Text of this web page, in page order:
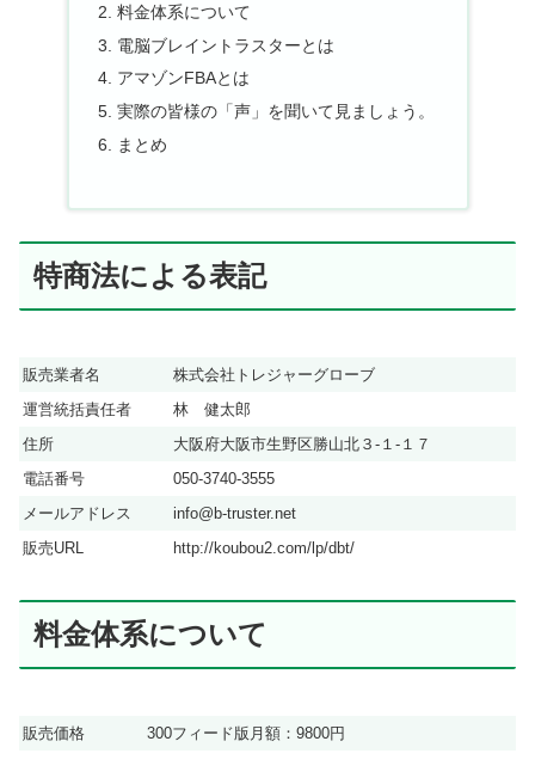
料金体系について
電脳ブレイントラスターとは
アマゾンFBAとは
実際の皆様の「声」を聞いて見ましょう。
まとめ
特商法による表記
販売業者名
株式会社トレジャーグローブ
運営統括責任者
林 健太郎
住所
大阪府大阪市生野区勝山北３-１-１７
電話番号
050-3740-3555
メールアドレス
info@b-truster.net
販売URL
http://koubou2.com/lp/dbt/
料金体系について
販売価格 300フィード版月額：9800円